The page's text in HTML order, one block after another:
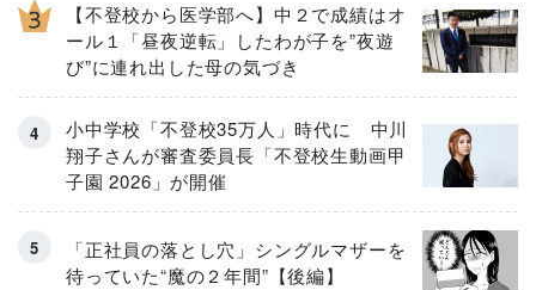
【不登校から医学部へ】中２で成績はオ
ール１「昼夜逆転」したわが子を”夜遊
び”に連れ出した母の気づき
小中学校「不登校35万人」時代に 中川
翔子さんが審査委員長「不登校生動画甲
子園 2026」が開催
「正社員の落とし穴」シングルマザーを
待っていた“魔の２年間”【後編】